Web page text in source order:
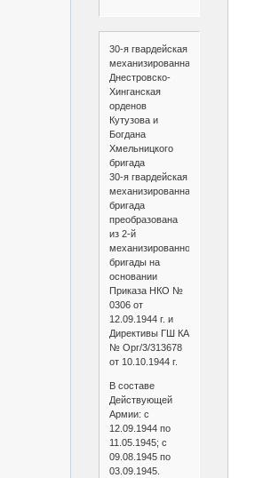
30-я гвардейская
механизированная
Днестровско-
Хинганская
орденов
Кутузова и
Богдана
Хмельницкого
бригада
30-я гвардейская
механизированная
бригада
преобразована
из 2-й
механизированной
бригады на
основании
Приказа НКО №
0306 от
12.09.1944 г. и
Директивы ГШ КА
№ Орг/3/313678
от 10.10.1944 г.
В составе
Действующей
Армии: с
12.09.1944 по
11.05.1945; с
09.08.1945 по
03.09.1945.